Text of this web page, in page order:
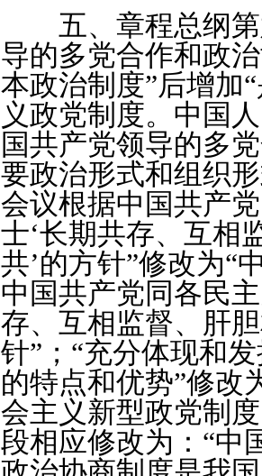
五、章程总纲第
导的多党合作和政
本政治制度”后增加
义政党制度。中国
国共产党领导的多
要政治形式和组织
会议根据中国共产
士‘长期共存、互相
共’的方针”修改为“
中国共产党同各民
存、互相监督、肝
针”；“充分体现和
的特点和优势”修改
会主义新型政党制
段相应修改为：“中